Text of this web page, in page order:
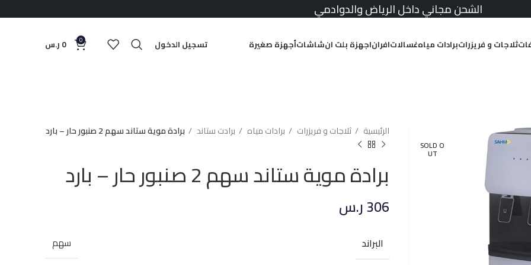
الشحن مجاني داخل الرياض والدوادمي
ثلاجات و فريزراتبرادات مياهغسالاتافراناجهزة بلت انشاشاتأجهزة صغيرة تسجيل الدخول 0
0 ر.س
SOLD O
UT
الرئيسية ثلاجات و فريزرات برادات مياه برادت ستاند برادة موية ستاند سهم 2 صنبور حار – بارد
برادة موية ستاند سهم 2 صنبور حار – بارد
306ر.س
البراند سهم